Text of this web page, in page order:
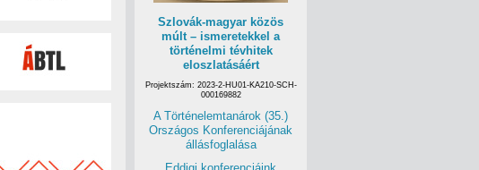
Szlovák-magyar közös
múlt – ismeretekkel a
történelmi tévhitek
eloszlatásáért
Projektszám: 2023-2-HU01-KA210-SCH-
000169882
A Történelemtanárok (35.)
Országos Konferenciájának
állásfoglalása
Eddigi konferenciáink